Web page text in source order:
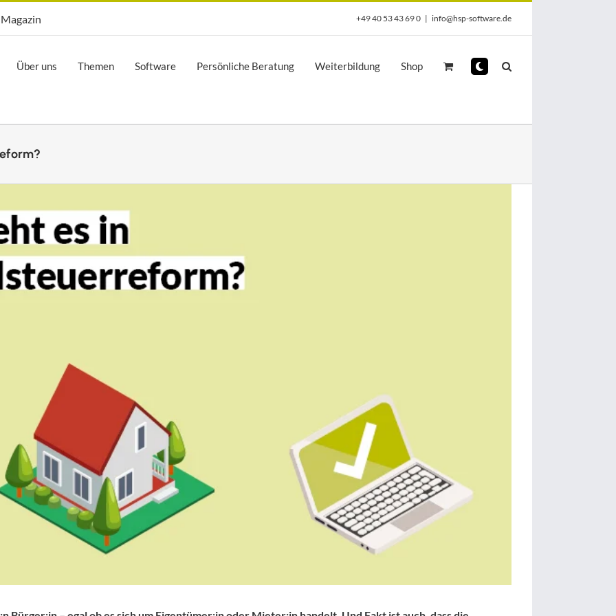
Opti.Mag
Magazin +49 40 53 43 69 0 | info@hsp-software.de
Über uns Themen Software Persönliche Beratung Weiterbildung Shop